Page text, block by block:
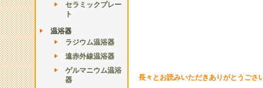
セラミックプレー
ト
温浴器
ラジウム温浴器
遠赤外線温浴器
ゲルマニウム温浴
器
長々とお読みいただきありがとうごさ